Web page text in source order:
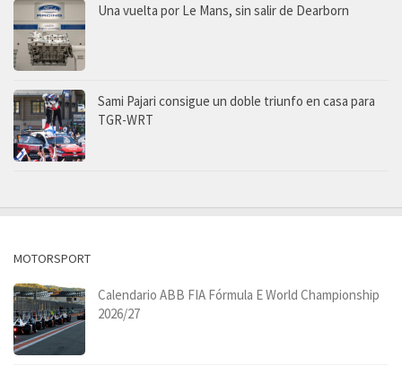
Una vuelta por Le Mans, sin salir de Dearborn
Sami Pajari consigue un doble triunfo en casa para
TGR-WRT
MOTORSPORT
Calendario ABB FIA Fórmula E World Championship
2026/27